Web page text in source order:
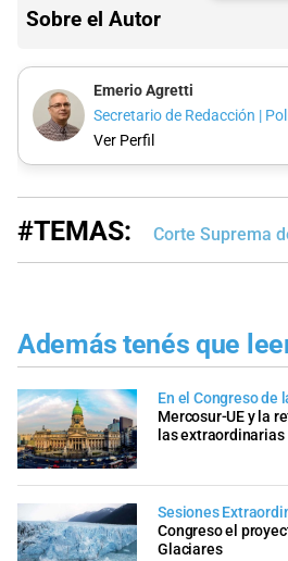
Sobre el Autor
Emerio Agretti
Secretario de Redacción |
Ver Perfil
#TEMAS: Corte Suprema
Además tenés que
En el Congreso de
Mercosur-UE y la
las extraordinarias
Sesiones
Congreso el
Glaciares